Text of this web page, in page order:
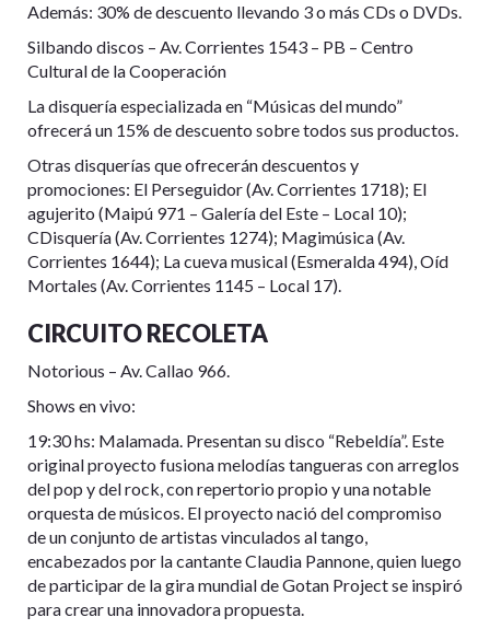
Además: 30% de descuento llevando 3 o más CDs o DVDs.
Silbando discos – Av. Corrientes 1543 – PB – Centro
Cultural de la Cooperación
La disquería especializada en “Músicas del mundo”
ofrecerá un 15% de descuento sobre todos sus productos.
Otras disquerías que ofrecerán descuentos y
promociones: El Perseguidor (Av. Corrientes 1718); El
agujerito (Maipú 971 – Galería del Este – Local 10);
CDisquería (Av. Corrientes 1274); Magimúsica (Av.
Corrientes 1644); La cueva musical (Esmeralda 494), Oíd
Mortales (Av. Corrientes 1145 – Local 17).
CIRCUITO RECOLETA
Notorious – Av. Callao 966.
Shows en vivo:
19:30 hs: Malamada. Presentan su disco “Rebeldía”. Este
original proyecto fusiona melodías tangueras con arreglos
del pop y del rock, con repertorio propio y una notable
orquesta de músicos. El proyecto nació del compromiso
de un conjunto de artistas vinculados al tango,
encabezados por la cantante Claudia Pannone, quien luego
de participar de la gira mundial de Gotan Project se inspiró
para crear una innovadora propuesta.